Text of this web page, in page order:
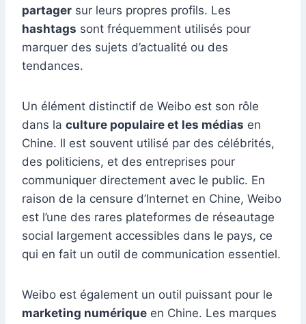
partager sur leurs propres profils. Les
hashtags sont fréquemment utilisés pour
marquer des sujets d’actualité ou des
tendances.
Un élément distinctif de Weibo est son rôle
dans la culture populaire et les médias en
Chine. Il est souvent utilisé par des célébrités,
des politiciens, et des entreprises pour
communiquer directement avec le public. En
raison de la censure d’Internet en Chine, Weibo
est l’une des rares plateformes de réseautage
social largement accessibles dans le pays, ce
qui en fait un outil de communication essentiel.
Weibo est également un outil puissant pour le
marketing numérique en Chine. Les marques